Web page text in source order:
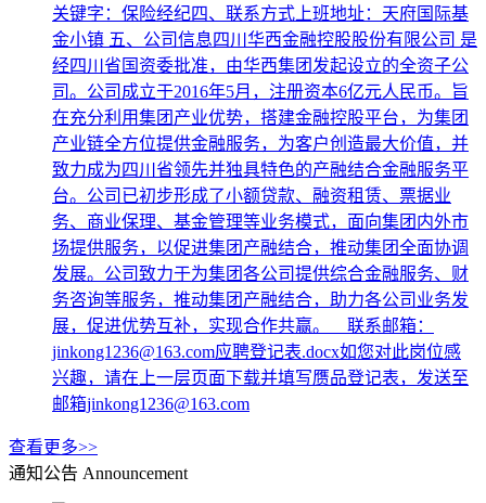
关键字：保险经纪四、联系方式上班地址：天府国际基
金小镇 五、公司信息四川华西金融控股股份有限公司 是
经四川省国资委批准，由华西集团发起设立的全资子公
司。公司成立于2016年5月，注册资本6亿元人民币。旨
在充分利用集团产业优势，搭建金融控股平台，为集团
产业链全方位提供金融服务，为客户创造最大价值，并
致力成为四川省领先并独具特色的产融结合金融服务平
台。公司已初步形成了小额贷款、融资租赁、票据业
务、商业保理、基金管理等业务模式，面向集团内外市
场提供服务，以促进集团产融结合，推动集团全面协调
发展。公司致力于为集团各公司提供综合金融服务、财
务咨询等服务，推动集团产融结合，助力各公司业务发
展，促进优势互补，实现合作共赢。 联系邮箱：
jinkong1236@163.com应聘登记表.docx如您对此岗位感
兴趣，请在上一层页面下载并填写赝品登记表，发送至
邮箱jinkong1236@163.com
查看更多>>
通知公告 Announcement